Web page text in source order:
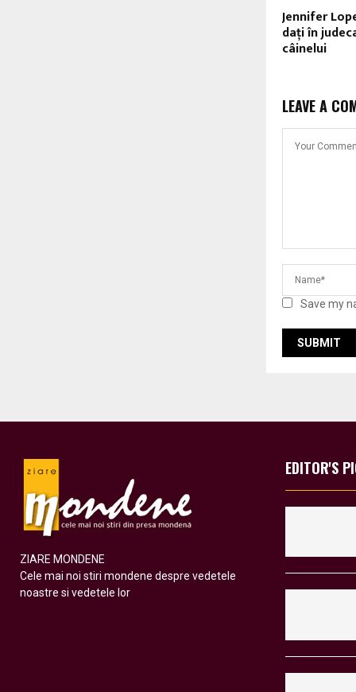
Jennifer
daţi în
câinelui
LEAVE A
Save my
ZIARE MONDENE
Cele mai noi stiri mondene despre vedetele
noastre si vedetele lor
EDITOR'S